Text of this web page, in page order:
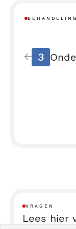
3
VRAGEN
Lees hier